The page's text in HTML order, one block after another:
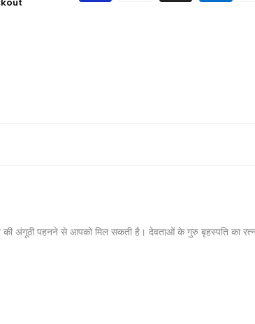
की अंगूठी पहनने से आपको मिल सकती है। देवताओं के गुरु बृहस्‍पति का